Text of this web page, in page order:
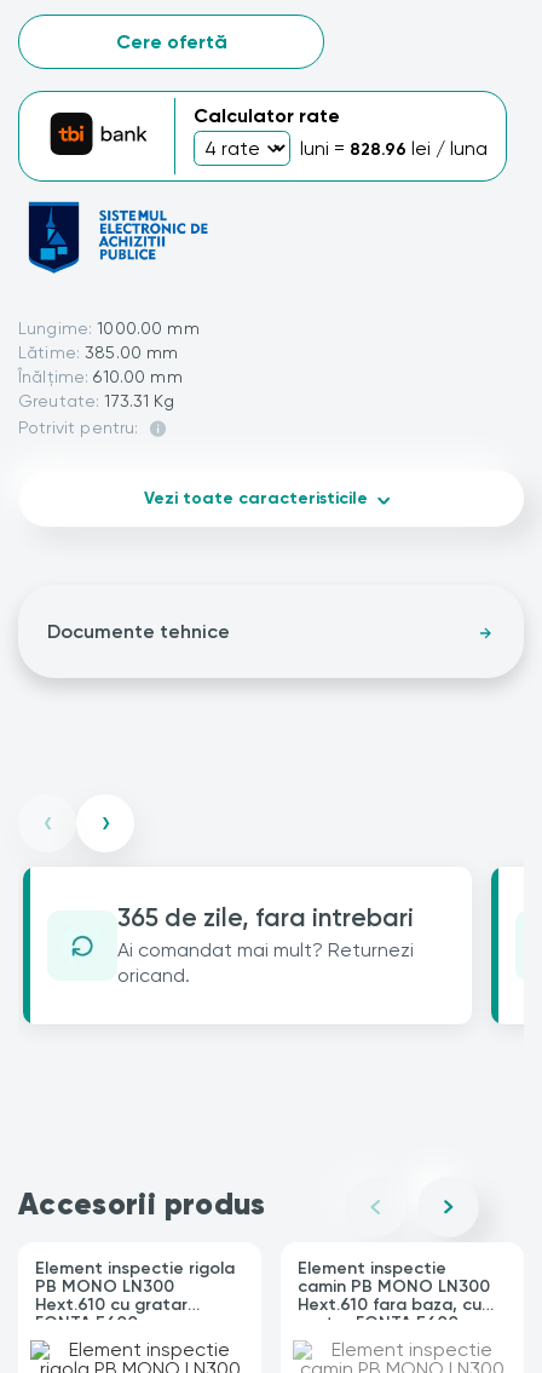
Cere ofertă
Calculator rate
luni = 828.96 lei / luna
Lungime: 1000.00 mm
Lătime: 385.00 mm
Înălțime: 610.00 mm
Greutate: 173.31 Kg
Potrivit pentru:
Vezi toate caracteristicile
Documente tehnice
‹ ›
365 de zile, fara intrebari
Ai comandat mai mult? Returnezi
oricand.
Accesorii produs
Element inspectie rigola
PB MONO LN300
Hext.610 cu gratar
FONTA E600
1000x385x610
(779057/610)
Element inspectie
camin PB MONO LN300
Hext.610 fara baza, cu
gratar FONTA E600
1000x385x610
(779058/610)